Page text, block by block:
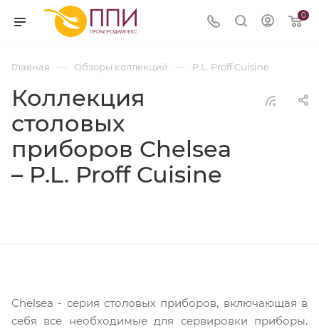
0
Главная — Обзоры коллекций — P.L. Proff Cuisine
Коллекция
столовых
приборов Chelsea
– P.L. Proff Cuisine
Chelsea - серия столовых приборов, включающая в
себя все необходимые для сервировки приборы.